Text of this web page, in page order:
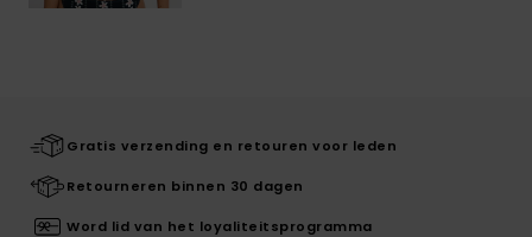
Gratis verzending en retouren voor leden
Retourneren binnen 30 dagen
Word lid van het loyaliteitsprogramma